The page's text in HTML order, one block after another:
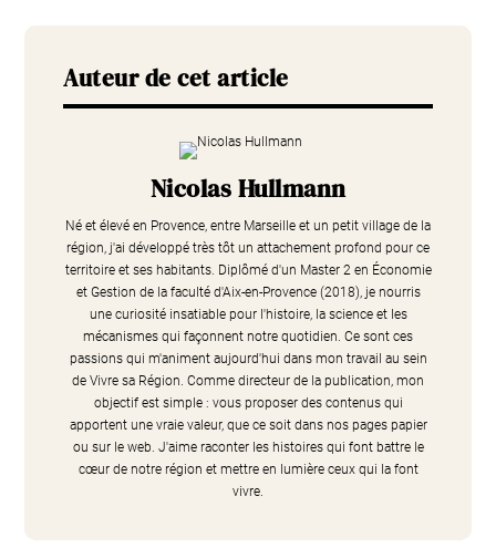
Auteur de cet article
Nicolas Hullmann
Né et élevé en Provence, entre Marseille et un petit village de la
région, j'ai développé très tôt un attachement profond pour ce
territoire et ses habitants. Diplômé d'un Master 2 en Économie
et Gestion de la faculté d'Aix-en-Provence (2018), je nourris
une curiosité insatiable pour l'histoire, la science et les
mécanismes qui façonnent notre quotidien. Ce sont ces
passions qui m'animent aujourd'hui dans mon travail au sein
de Vivre sa Région. Comme directeur de la publication, mon
objectif est simple : vous proposer des contenus qui
apportent une vraie valeur, que ce soit dans nos pages papier
ou sur le web. J'aime raconter les histoires qui font battre le
cœur de notre région et mettre en lumière ceux qui la font
vivre.